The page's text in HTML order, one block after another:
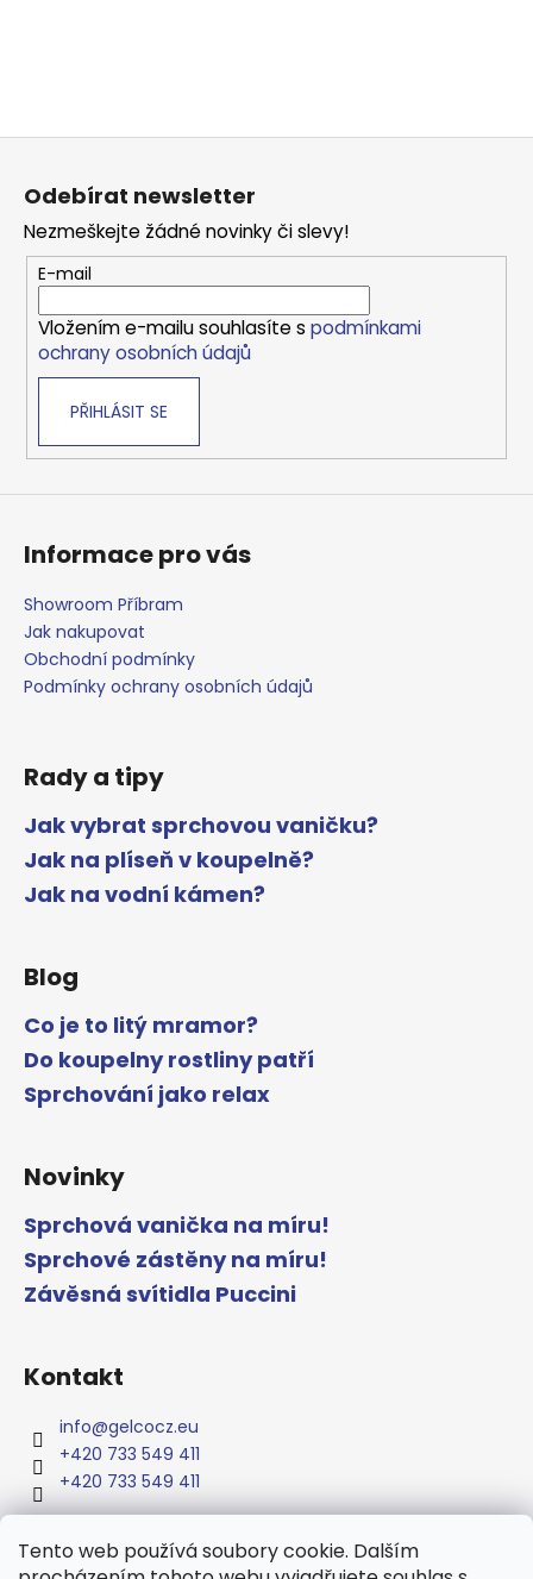
Tento web používá soubory cookie. Dalším
Z
Odebírat newsletter
Nezmeškejte žádné novinky či slevy!
E-mail
Vložením e-mailu souhlasíte s podmínkami
ochrany osobních údajů
PŘIHLÁSIT SE
Informace pro vás
Showroom Příbram
Jak nakupovat
Obchodní podmínky
Podmínky ochrany osobních údajů
Rady a tipy
Jak vybrat sprchovou vaničku?
Jak na plíseň v koupelně?
Jak na vodní kámen?
Blog
Co je to litý mramor?
Do koupelny rostliny patří
Sprchování jako relax
Novinky
Sprchová vanička na míru!
Sprchové zástěny na míru!
Závěsná svítidla Puccini
Kontakt
info@gelcocz.eu
+420 733 549 411
+420 733 549 411